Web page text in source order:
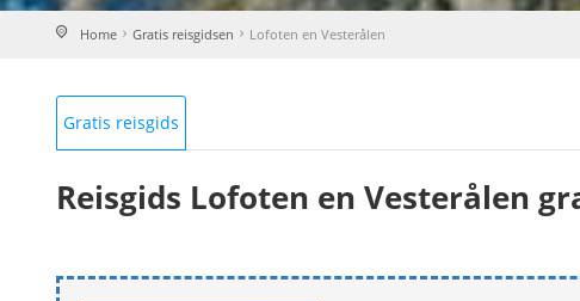
Home Gratis reisgidsen Lofoten en Vesterålen
Gratis reisgids
Reisgids Lofoten en Vesterålen